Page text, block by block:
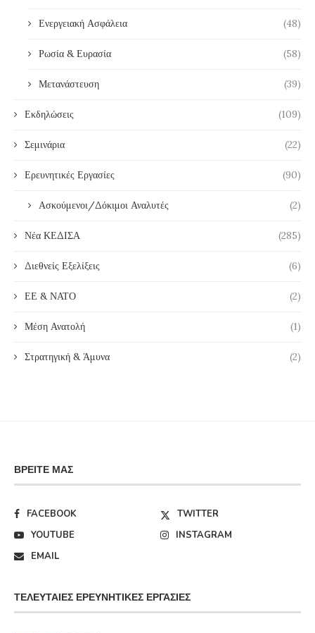
Ενεργειακή Ασφάλεια (48)
Ρωσία & Ευρασία (58)
Μετανάστευση (39)
Εκδηλώσεις (109)
Σεμινάρια (22)
Ερευνητικές Εργασίες (90)
Ασκούμενοι/Δόκιμοι Αναλυτές (2)
Νέα ΚΕΔΙΣΑ (285)
Διεθνείς Εξελίξεις (6)
ΕΕ & ΝΑΤΟ (2)
Μέση Ανατολή (1)
Στρατηγική & Άμυνα (2)
ΒΡΕΊΤΕ ΜΑΣ
FACEBOOK
TWITTER
YOUTUBE
INSTAGRAM
EMAIL
ΤΕΛΕΥΤΑΊΕΣ ΕΡΕΥΝΗΤΙΚΈΣ ΕΡΓΑΣΊΕΣ